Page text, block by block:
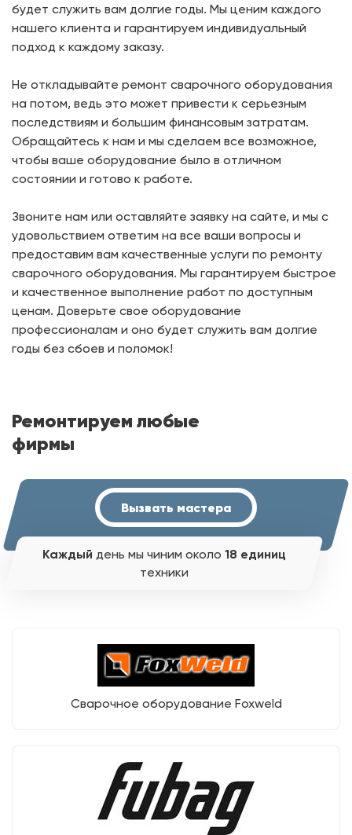
будет служить вам долгие годы. Мы ценим каждого
нашего клиента и гарантируем индивидуальный
подход к каждому заказу.
Не откладывайте ремонт сварочного оборудования
на потом, ведь это может привести к серьезным
последствиям и большим финансовым затратам.
Обращайтесь к нам и мы сделаем все возможное,
чтобы ваше оборудование было в отличном
состоянии и готово к работе.
Звоните нам или оставляйте заявку на сайте, и мы с
удовольствием ответим на все ваши вопросы и
предоставим вам качественные услуги по ремонту
сварочного оборудования. Мы гарантируем быстрое
и качественное выполнение работ по доступным
ценам. Доверьте свое оборудование
профессионалам и оно будет служить вам долгие
годы без сбоев и поломок!
Ремонтируем любые
фирмы
Вызвать мастера
Каждый день мы чиним около 18 единиц
техники
Сварочное оборудование Foxweld